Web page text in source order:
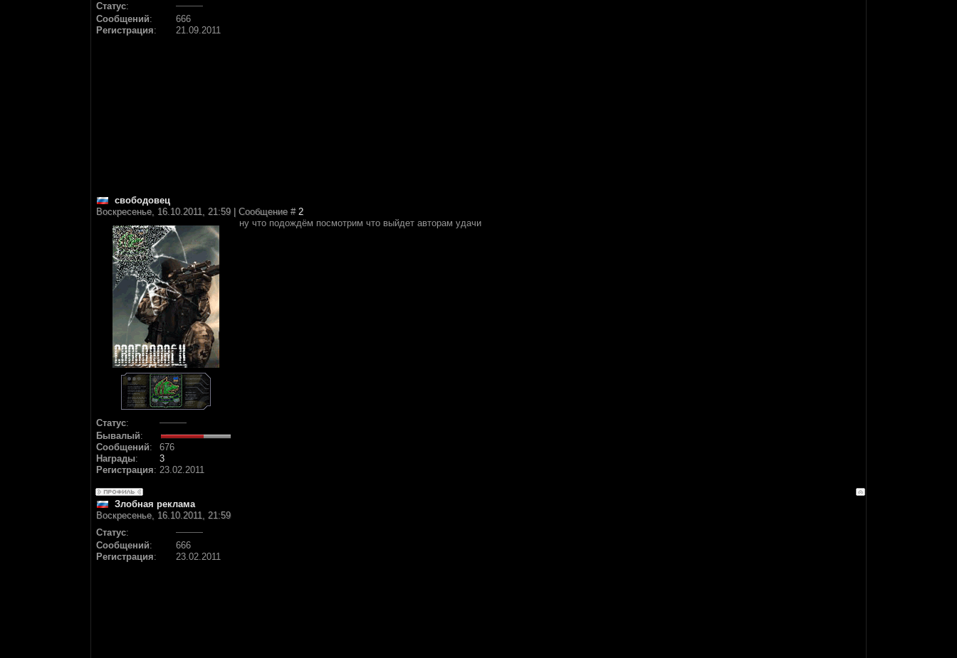
Статус:
Сообщений:
666
Регистрация: 21.09.2011
свободовец
Воскресенье, 16.10.2011, 21:59 | Сообщение # 2
Статус:
Бывалый:
Сообщений:
676
Награды:
3
Регистрация: 23.02.2011
ну что подождём посмотрим что выйдет авторам удачи
Злобная реклама
Воскресенье, 16.10.2011, 21:59
Статус:
Сообщений:
666
Регистрация: 23.02.2011